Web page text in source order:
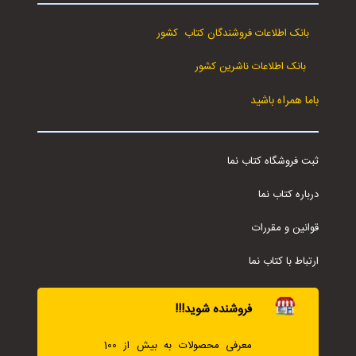
بانک اطلاعات فروشندگان کتاب کشور
بانک اطلاعات ناشرین کشور
باما همراه باشید
ثبت فروشگاه کتاب نما
درباره کتاب نما
قوانین و مقررات
ارتباط با کتاب نما
فروشنده شوید!!!
معرفی محصولات به بیش از 100